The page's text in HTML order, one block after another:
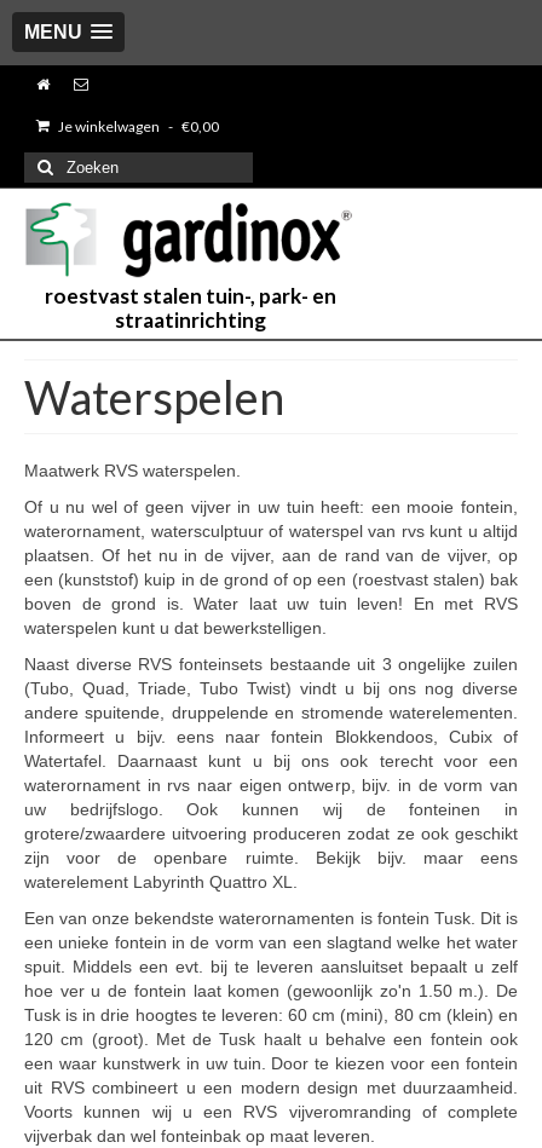
MENU
Je winkelwagen - €0,00
Zoeken
naar:
roestvast stalen tuin-, park- en
straatinrichting
Waterspelen
Maatwerk RVS waterspelen.
Of u nu wel of geen vijver in uw tuin heeft: een mooie fontein,
waterornament, watersculptuur of waterspel van rvs kunt u altijd
plaatsen. Of het nu in de vijver, aan de rand van de vijver, op
een (kunststof) kuip in de grond of op een (roestvast stalen) bak
boven de grond is. Water laat uw tuin leven! En met RVS
waterspelen kunt u dat bewerkstelligen.
Naast diverse RVS fonteinsets bestaande uit 3 ongelijke zuilen
(Tubo, Quad, Triade, Tubo Twist) vindt u bij ons nog diverse
andere spuitende, druppelende en stromende waterelementen.
Informeert u bijv. eens naar fontein Blokkendoos, Cubix of
Watertafel. Daarnaast kunt u bij ons ook terecht voor een
waterornament in rvs naar eigen ontwerp, bijv. in de vorm van
uw bedrijfslogo. Ook kunnen wij de fonteinen in
grotere/zwaardere uitvoering produceren zodat ze ook geschikt
zijn voor de openbare ruimte. Bekijk bijv. maar eens
waterelement Labyrinth Quattro XL.
Een van onze bekendste waterornamenten is fontein Tusk. Dit is
een unieke fontein in de vorm van een slagtand welke het water
spuit. Middels een evt. bij te leveren aansluitset bepaalt u zelf
hoe ver u de fontein laat komen (gewoonlijk zo'n 1.50 m.). De
Tusk is in drie hoogtes te leveren: 60 cm (mini), 80 cm (klein) en
120 cm (groot). Met de Tusk haalt u behalve een fontein ook
een waar kunstwerk in uw tuin. Door te kiezen voor een fontein
uit RVS combineert u een modern design met duurzaamheid.
Voorts kunnen wij u een RVS vijveromranding of complete
vijverbak dan wel fonteinbak op maat leveren.